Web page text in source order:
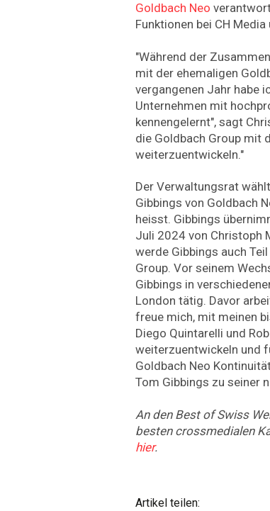
Goldbach Neo
Funktionen bei CH
"Während der
mit der ehemaligen
vergangenen Jahr habe
Unternehmen mit
kennengelernt", sagt
die Goldbach Group mit
weiterzuentwickeln."
Der Verwaltungsrat
Gibbings von Goldbach
heisst. Gibbings
Juli 2024 von Christoph
werde Gibbings auch
Group. Vor seinem
Gibbings in
London tätig. Davor
freue mich, mit meinen
Diego Quintarelli und
weiterzuentwickeln und
Goldbach Neo
Tom Gibbings zu seiner
An den Best of Swiss
besten crossmedialen
hier.
Artikel teilen: